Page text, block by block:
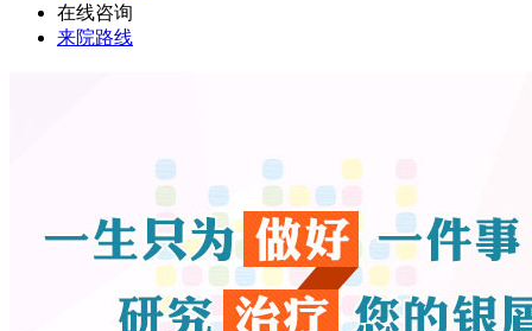
在线咨询
来院路线